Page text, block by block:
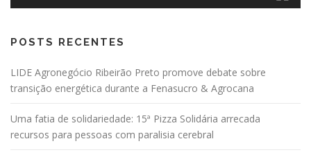
POSTS RECENTES
LIDE Agronegócio Ribeirão Preto promove debate sobre
transição energética durante a Fenasucro & Agrocana
Uma fatia de solidariedade: 15ª Pizza Solidária arrecada
recursos para pessoas com paralisia cerebral